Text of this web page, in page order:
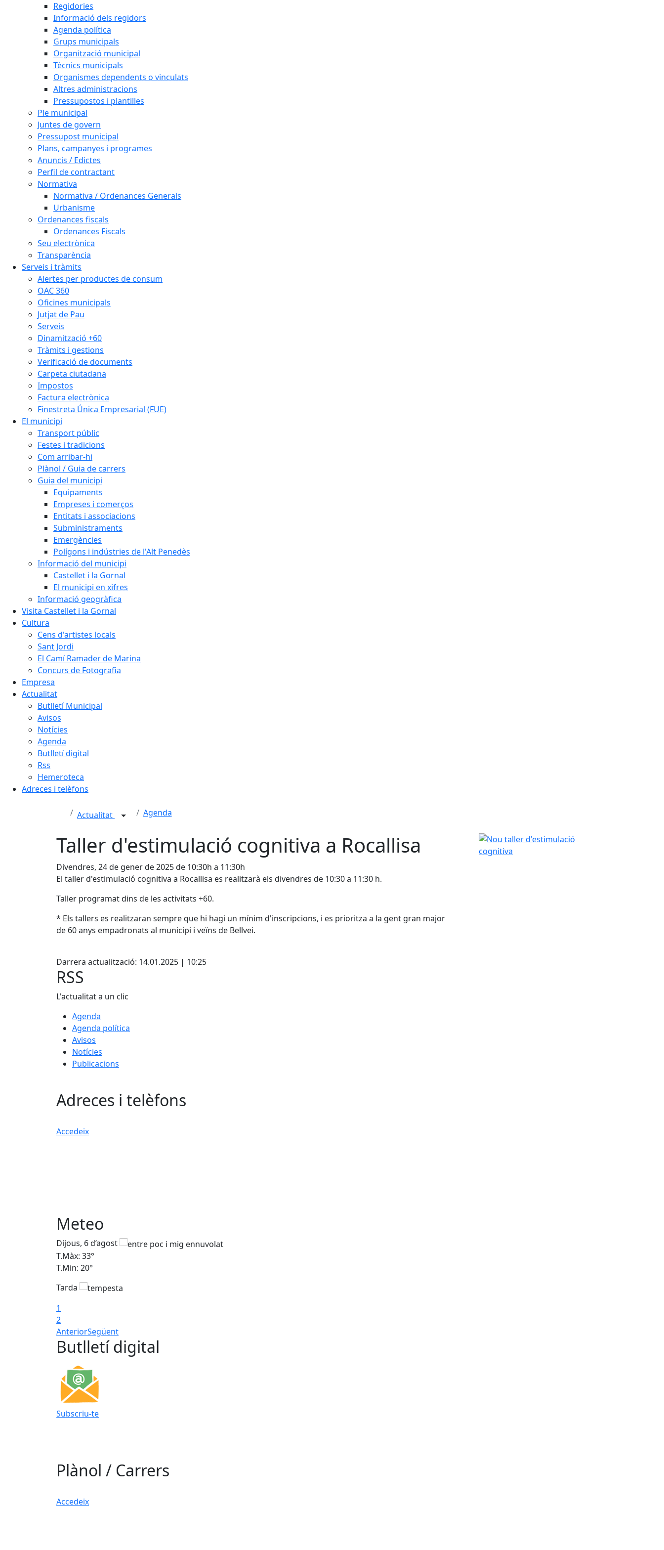
Regidories
Informació dels regidors
Agenda política
Grups municipals
Organització municipal
Tècnics municipals
Organismes dependents o vinculats
Altres administracions
Pressupostos i plantilles
Ple municipal
Juntes de govern
Pressupost municipal
Plans, campanyes i programes
Anuncis / Edictes
Perfil de contractant
Normativa
Normativa / Ordenances Generals
Urbanisme
Ordenances fiscals
Ordenances Fiscals
Seu electrònica
Transparència
Serveis i tràmits
Alertes per productes de consum
OAC 360
Oficines municipals
Jutjat de Pau
Serveis
Dinamització +60
Tràmits i gestions
Verificació de documents
Carpeta ciutadana
Impostos
Factura electrònica
Finestreta Única Empresarial (FUE)
El municipi
Transport públic
Festes i tradicions
Com arribar-hi
Plànol / Guia de carrers
Guia del municipi
Equipaments
Empreses i comerços
Entitats i associacions
Subministraments
Emergències
Polígons i indústries de l'Alt Penedès
Informació del municipi
Castellet i la Gornal
El municipi en xifres
Informació geogràfica
Visita Castellet i la Gornal
Cultura
Cens d'artistes locals
Sant Jordi
El Camí Ramader de Marina
Concurs de Fotografia
Empresa
Actualitat
Butlletí Municipal
Avisos
Notícies
Agenda
Butlletí digital
Rss
Hemeroteca
Adreces i telèfons
Actualitat Agenda
Taller d'estimulació cognitiva a Rocallisa
Divendres, 24 de gener de 2025 de 10:30h a 11:30h
El taller d'estimulació cognitiva a Rocallisa es realitzarà els divendres de 10:30 a 11:30 h.
Taller programat dins de les activitats +60.
* Els tallers es realitzaran sempre que hi hagi un mínim d'inscripcions, i es prioritza a la gent gran major
de 60 anys empadronats al municipi i veïns de Bellvei.
Darrera actualització: 14.01.2025 | 10:25
Nou taller d'estimulació cognitiva
RSS
L'actualitat a un clic
Agenda
Agenda política
Avisos
Notícies
Publicacions
Adreces i telèfons
Accedeix
Meteo
Dijous, 6 d’agost
T.Màx: 33°
T.Min: 20°
Tarda
1
2
AnteriorSegüent
Butlletí digital
Subscriu-te
Plànol / Carrers
Accedeix